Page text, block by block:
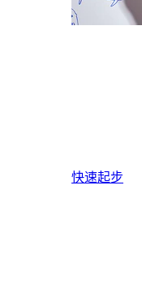
快速起步